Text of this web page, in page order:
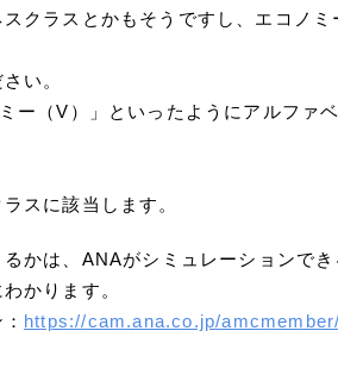
クラスとかもそうですし、エコノ
い。
ー（V）」といったようにアルファ
スに該当します。
かは、ANAがシミュレーションで
かります。
https://cam.ana.co.jp/